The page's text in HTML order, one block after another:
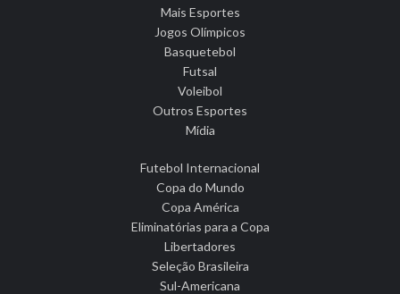
Mais Esportes
Jogos Olímpicos
Basquetebol
Futsal
Voleibol
Outros Esportes
Mídia
Futebol Internacional
Copa do Mundo
Copa América
Eliminatórias para a Copa
Libertadores
Seleção Brasileira
Sul-Americana